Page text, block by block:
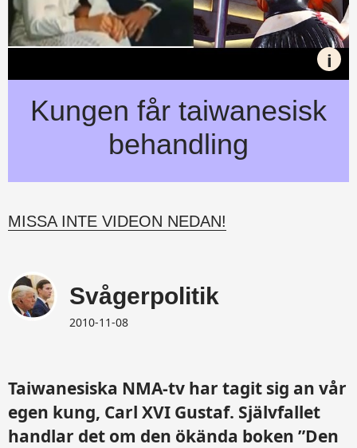
i
Kungen får taiwanesisk
behandling
MISSA INTE VIDEON NEDAN!
Svågerpolitik
2010-11-08
Taiwanesiska NMA-tv har tagit sig an vår
egen kung, Carl XVI Gustaf. Självfallet
handlar det om den ökända boken ”Den